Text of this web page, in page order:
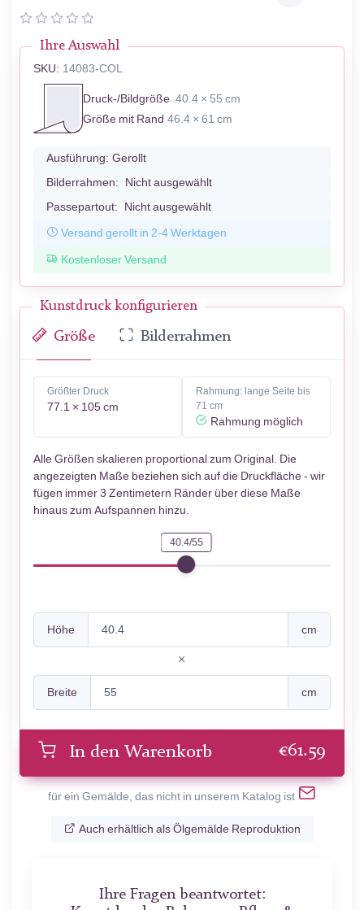
Ihre Auswahl
SKU: 14083-COL
Druck-/Bildgröße 40.4 × 55 cm
Größe mit Rand 46.4 × 61 cm
Ausführung: Gerollt
Bilderrahmen: Nicht ausgewählt
Passepartout: Nicht ausgewählt
Versand gerollt in 2-4 Werktagen
Kostenloser Versand
Kunstdruck konfigurieren
Größe Bilderrahmen
Größter Druck
77.1 × 105 cm
Rahmung: lange Seite bis
71 cm
Rahmung möglich
Alle Größen skalieren proportional zum Original. Die
angezeigten Maße beziehen sich auf die Druckfläche - wir
fügen immer 3 Zentimetern Ränder über diese Maße
hinaus zum Aufspannen hinzu.
40.4/55
Höhe cm
Breite cm
In den Warenkorb €61.59
für ein Gemälde, das nicht in unserem Katalog ist
Auch erhältlich als Ölgemälde Reproduktion
Ihre Fragen beantwortet: